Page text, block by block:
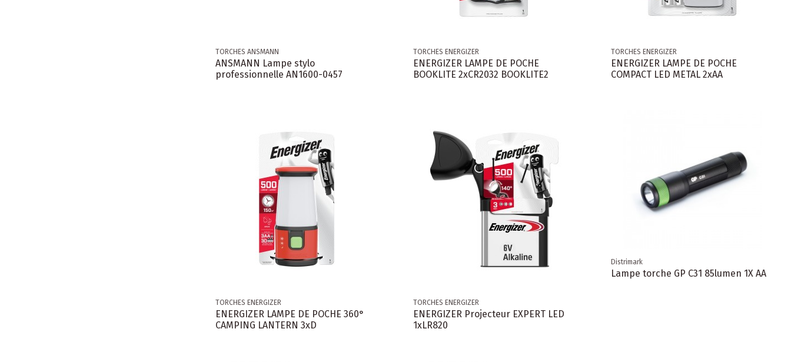
TORCHES ANSMANN
ANSMANN Lampe stylo
professionnelle AN1600-0457
TORCHES ENERGIZER
ENERGIZER LAMPE DE POCHE
BOOKLITE 2xCR2032 BOOKLITE2
TORCHES ENERGIZER
ENERGIZER LAMPE DE POCHE
COMPACT LED METAL 2xAA
TORCHES ENERGIZER
ENERGIZER LAMPE DE POCHE 360°
CAMPING LANTERN 3xD
TORCHES ENERGIZER
ENERGIZER Projecteur EXPERT LED
1xLR820
Distrimark
Lampe torche GP C31 85lumen 1X AA